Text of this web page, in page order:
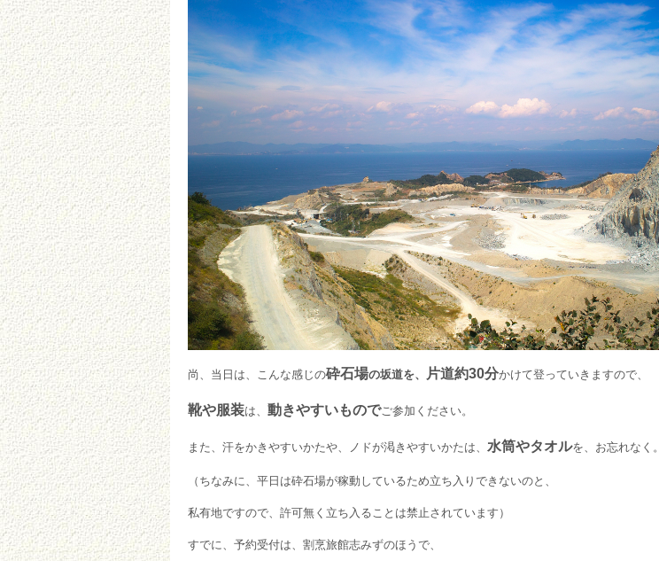
尚、当日は、こんな感じの砕石場の坂道を、 片道約30分かけて登っていきますので、
靴や服装は、 動きやすいものでご参加ください。
また、汗をかきやすいかたや、ノドが渇きやすいかたは、 水筒やタオルを、お忘れなく。
（ちなみに、平日は砕石場が稼動しているため立ち入りできないのと、
私有地ですので、許可無く立ち入ることは禁止されています）
すでに、予約受付は、割烹旅館志みずのほうで、